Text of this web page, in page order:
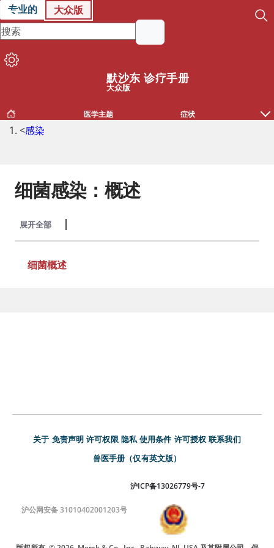
专业的 大众版
默沙东 诊疗手册
大众版
医学主题 症状
<感染
细菌感染：概述
展开全部
细菌概述
关于 免责声明 许可权限 隐私 使用条件 许可授权 联系我们
兽医手册（仅有英文版）
沪ICP备13026779号-7
沪公网安备 31010402001203号